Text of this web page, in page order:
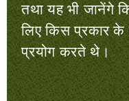
तथा यह भी जानेंगे
लिए किस प्रकार के
प्रयोग करते थे।